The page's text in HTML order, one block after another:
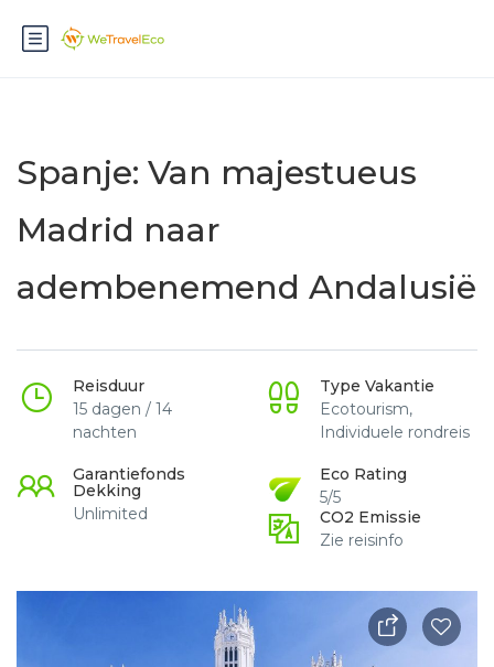
Spanje: Van majestueus
Madrid naar
adembenemend Andalusië
Reisduur
15 dagen / 14
nachten
Type Vakantie
Ecotourism,
Individuele rondreis
Garantiefonds
Dekking
Unlimited
Eco Rating
5/5
CO2 Emissie
Zie reisinfo